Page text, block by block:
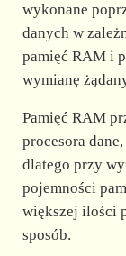
wykonane
danych w
pamięć RAM i
wymianę
Pamięć RAM
procesora
dlatego przy
pojemności
większej ilości
sposób.